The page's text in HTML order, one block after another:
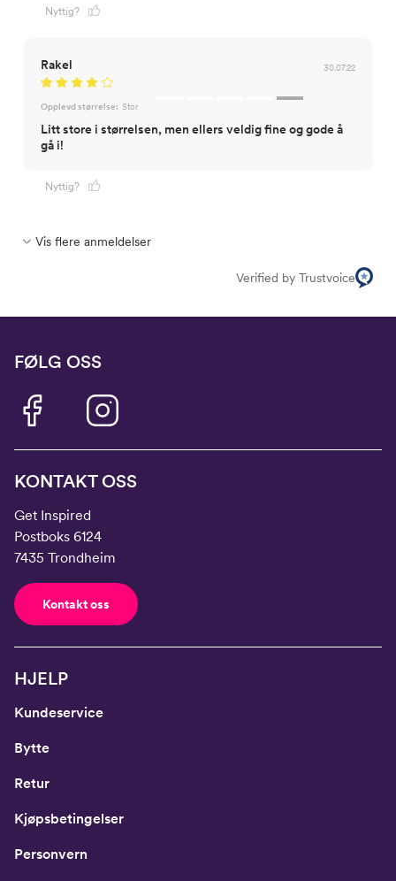
Nyttig?
Rakel 30.07.22
Opplevd størrelse: Stor
Litt store i størrelsen, men ellers veldig fine og gode å
gå i!
Nyttig?
Vis flere anmeldelser
Verified by Trustvoice
FØLG OSS
KONTAKT OSS
Get Inspired
Postboks 6124
7435 Trondheim
Kontakt oss
HJELP
Kundeservice
Bytte
Retur
Kjøpsbetingelser
Personvern